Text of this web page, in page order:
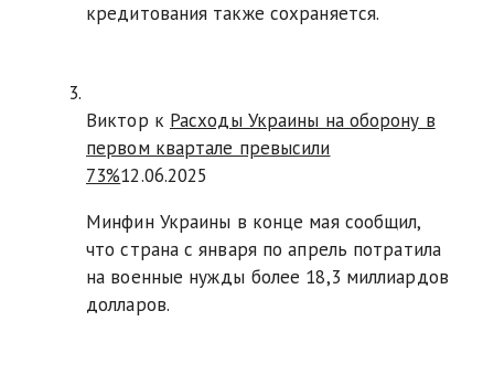
кредитования также сохраняется.
Виктор к Расходы Украины на оборону в
первом квартале превысили
73%12.06.2025
Минфин Украины в конце мая сообщил,
что страна с января по апрель потратила
на военные нужды более 18,3 миллиардов
долларов.